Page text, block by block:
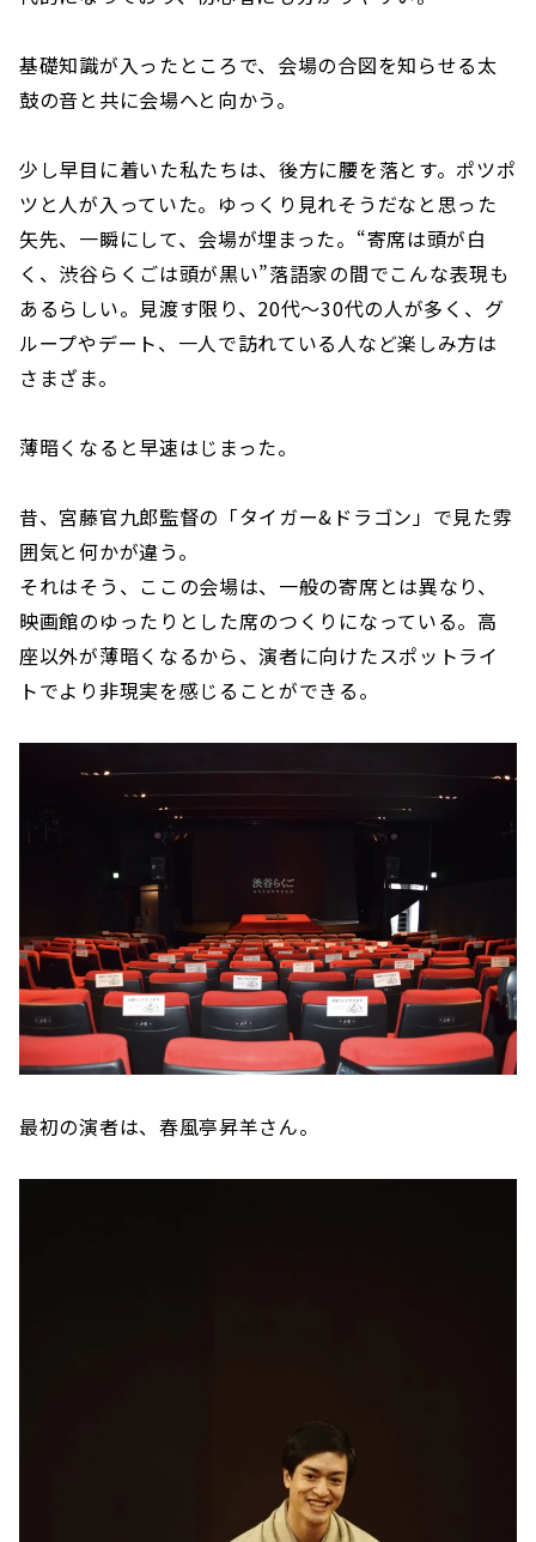
基礎知識が入ったところで、会場の合図を知らせる太
鼓の音と共に会場へと向かう。
少し早目に着いた私たちは、後方に腰を落とす。ポツポ
ツと人が入っていた。ゆっくり見れそうだなと思った
矢先、一瞬にして、会場が埋まった。“寄席は頭が白
く、渋谷らくごは頭が黒い”落語家の間でこんな表現も
あるらしい。見渡す限り、20代～30代の人が多く、グ
ループやデート、一人で訪れている人など楽しみ方は
さまざま。
薄暗くなると早速はじまった。
昔、宮藤官九郎監督の「タイガー&ドラゴン」で見た雰
囲気と何かが違う。
それはそう、ここの会場は、一般の寄席とは異なり、
映画館のゆったりとした席のつくりになっている。高
座以外が薄暗くなるから、演者に向けたスポットライ
トでより非現実を感じることができる。
最初の演者は、春風亭昇羊さん。